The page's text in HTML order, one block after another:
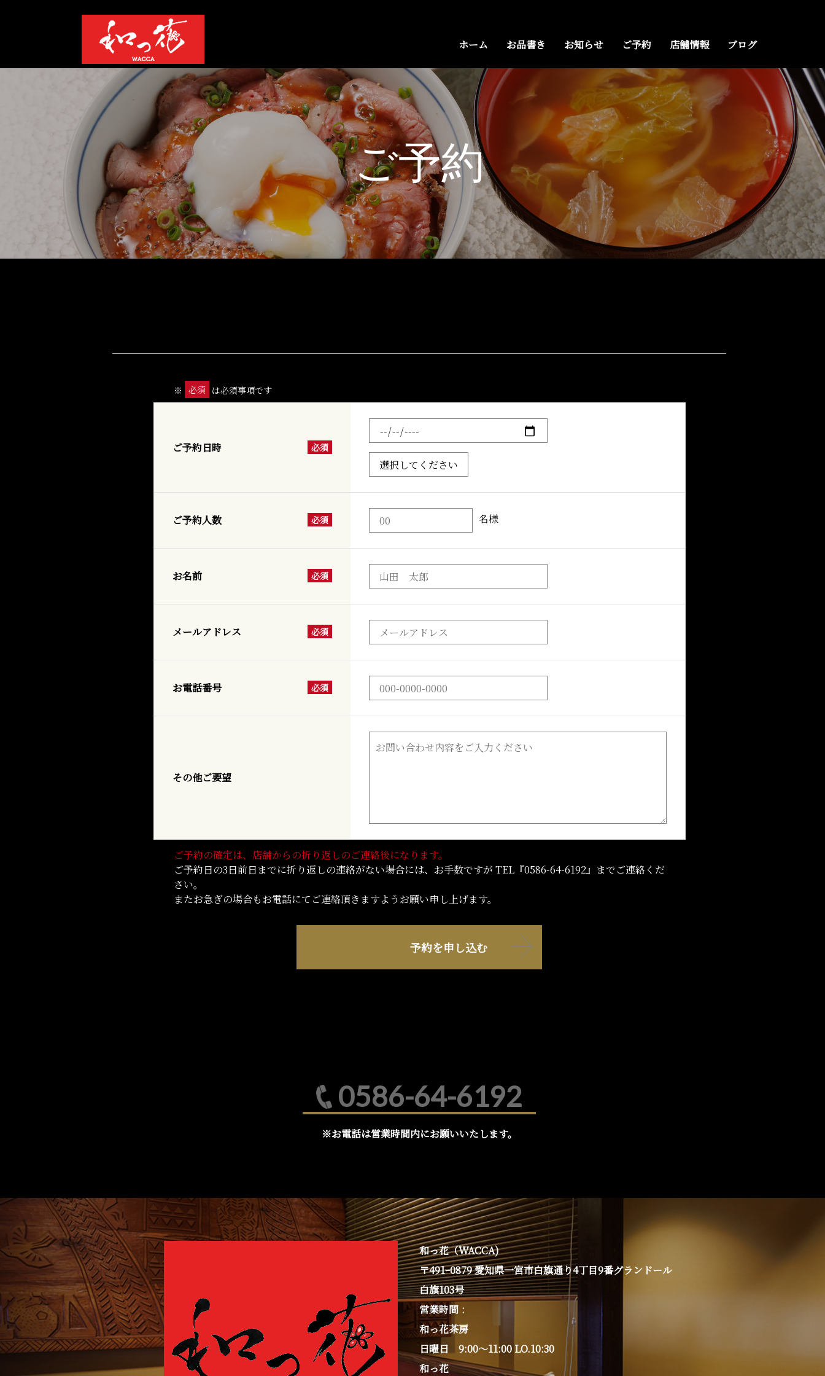
ホーム お品書き お知らせ ご予約 店舗情報 ブログ
ご予約
※ 必須 は必須事項です
ご予約日時 必須
ご予約人数 必須 名様
お名前 必須
メールアドレス 必須
お電話番号 必須
その他ご要望
ご予約の確定は、店舗からの折り返しのご連絡後になります。
ご予約日の3日前日までに折り返しの連絡がない場合には、お手数ですが TEL『0586-64-6192』までご連絡くだ
さい。
またお急ぎの場合もお電話にてご連絡頂きますようお願い申し上げます。
0586-64-6192
※お電話は営業時間内にお願いいたします。
和っ花（WACCA)
〒491ｰ0879 愛知県一宮市白旗通り4丁目9番グランドール
白旗103号
営業時間
和っ花茶房
日曜日 9:00～11:00 LO.10:30
和っ花